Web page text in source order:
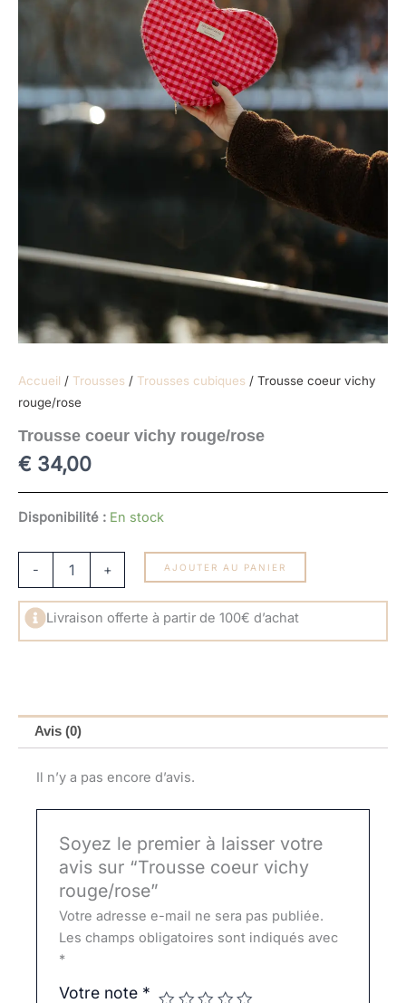
Accueil / Trousses / Trousses cubiques / Trousse coeur vichy
rouge/rose
Trousse coeur vichy rouge/rose
€ 34,00
Disponibilité : En stock
-
quantité
Trousse
coeur
vichy
rouge/rose
+ AJOUTER AU PANIER
Livraison offerte à partir de 100€ d’achat
Avis (0)
Il n’y a pas encore d’avis.
Soyez le premier à laisser votre
avis sur “Trousse coeur vichy
rouge/rose”
Votre adresse e-mail ne sera pas publiée.
Les champs obligatoires sont indiqués avec
*
Votre note *